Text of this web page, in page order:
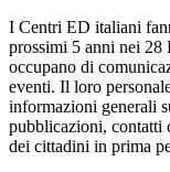
I Centri ED italiani
prossimi 5 anni nei 28
occupano di
eventi. Il loro
informazioni generali
pubblicazioni, contatti
dei cittadini in prima